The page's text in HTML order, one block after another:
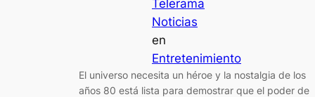
Telerama
Noticias
en
Entretenimiento
El universo necesita un héroe y la nostalgia de los
años 80 está lista para demostrar que el poder de